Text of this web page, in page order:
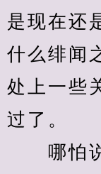
是现在还
什么绯闻
处上一些
过了。
哪怕说